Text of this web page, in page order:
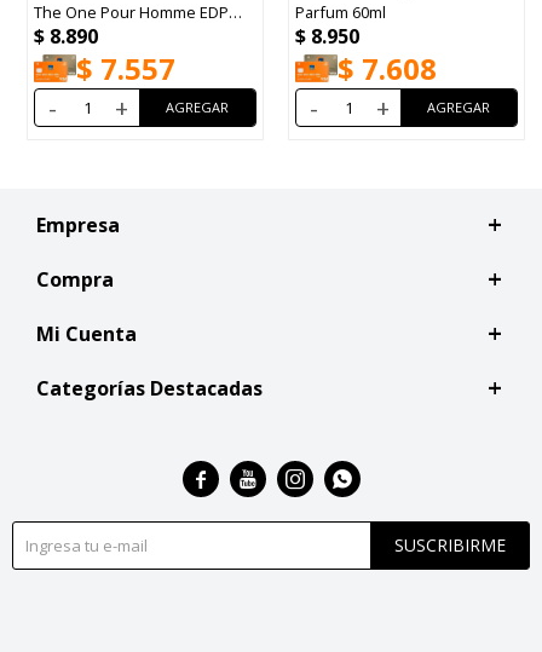
The One Pour Homme EDP
100ml
$ 8.890
$ 7.557
- +
Parfum 60ml
$ 8.950
$ 7.608
- +
Empresa
Compra
Mi Cuenta
Categorías Destacadas
SUSCRIBIRME
   